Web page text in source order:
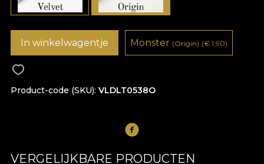
Product-code (SKU) VLDLT0538O
In winkelwagentje Monster (Origin) (€ 1,90)
VERGELIJKBARE PRODUCTEN